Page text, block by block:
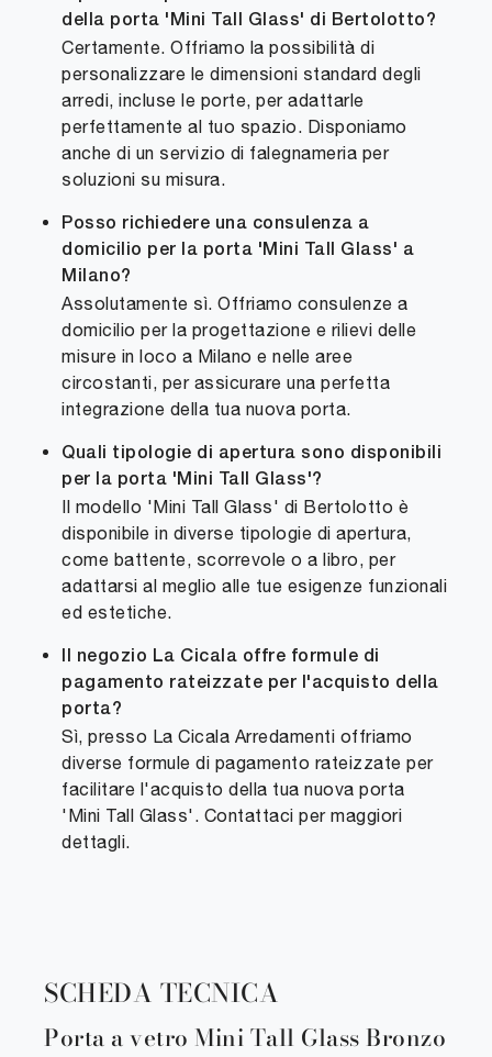
della porta 'Mini Tall Glass' di Bertolotto?
Certamente. Offriamo la possibilità di
personalizzare le dimensioni standard degli
arredi, incluse le porte, per adattarle
perfettamente al tuo spazio. Disponiamo
anche di un servizio di falegnameria per
soluzioni su misura.
Posso richiedere una consulenza a
domicilio per la porta 'Mini Tall Glass' a
Milano?
Assolutamente sì. Offriamo consulenze a
domicilio per la progettazione e rilievi delle
misure in loco a Milano e nelle aree
circostanti, per assicurare una perfetta
integrazione della tua nuova porta.
Quali tipologie di apertura sono disponibili
per la porta 'Mini Tall Glass'?
Il modello 'Mini Tall Glass' di Bertolotto è
disponibile in diverse tipologie di apertura,
come battente, scorrevole o a libro, per
adattarsi al meglio alle tue esigenze funzionali
ed estetiche.
Il negozio La Cicala offre formule di
pagamento rateizzate per l'acquisto della
porta?
Sì, presso La Cicala Arredamenti offriamo
diverse formule di pagamento rateizzate per
facilitare l'acquisto della tua nuova porta
'Mini Tall Glass'. Contattaci per maggiori
dettagli.
SCHEDA TECNICA
Porta a vetro Mini Tall Glass Bronzo